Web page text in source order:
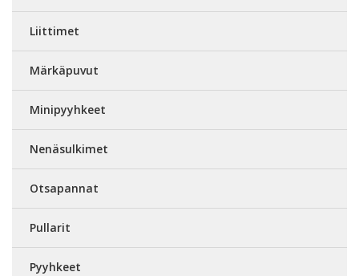
Liittimet
Märkäpuvut
Minipyyhkeet
Nenäsulkimet
Otsapannat
Pullarit
Pyyhkeet